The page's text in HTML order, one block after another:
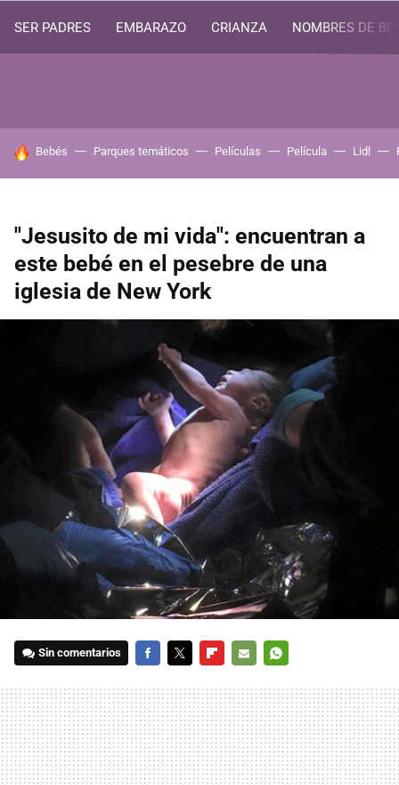
SER PADRES EMBARAZO CRIANZA NOMBRES DE
HOY SE HABLA DE
Bebés Parques temáticos Películas Película Lidl
"Jesusito de mi vida": encuentran a
este bebé en el pesebre de una
iglesia de New York
Sin comentarios
MAIL